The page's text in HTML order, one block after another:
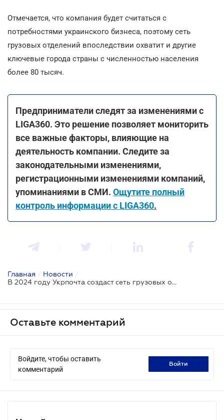
Отмечается, что компания будет считаться с
потребностями украинского бизнеса, поэтому сеть
грузовых отделений впоследствии охватит и другие
ключевые города страны с численностью населения
более 80 тысяч.
Предприниматели следят за изменениями с
LIGA360. Это решение позволяет мониторить
все важные факторы, влияющие на
деятельность компании. Следите за
законодательными изменениями,
регистрационными изменениями компаний,
упоминаниями в СМИ. Ощутите полный
контроль информации с LIGA360.
Главная / Новости /
В 2024 году Укрпочта создаст сеть грузовых отделений
Оставьте комментарий
Войдите, чтобы оставить
комментарий
войти